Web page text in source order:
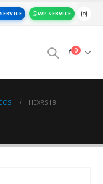
SERVICE WP SERVICE
0
HEXRS18